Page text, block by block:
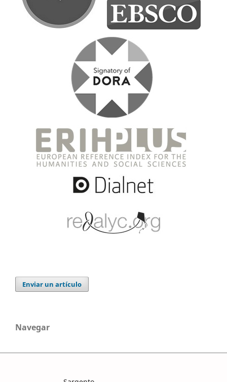
Enviar un artículo
Navegar